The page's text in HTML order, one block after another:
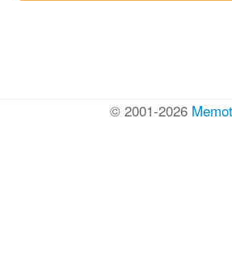
© 2001-2026